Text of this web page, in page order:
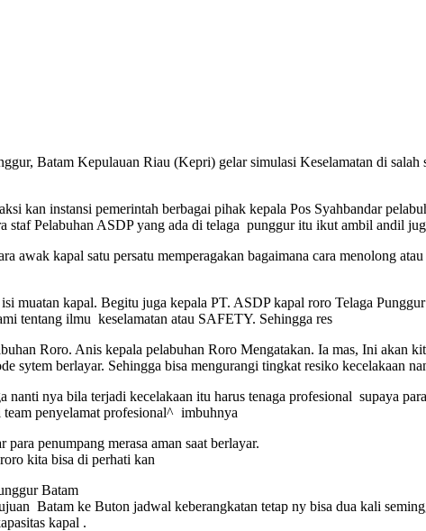
Batam Kepulauan Riau (Kepri) gelar simulasi Keselamatan di
kan instansi pemerintah berbagai pihak kepala Pos Syahbandar
staf Pelabuhan ASDP yang ada di telaga punggur itu ikut ambil andil
awak kapal satu persatu memperagakan bagaimana cara menolong
muatan kapal. Begitu juga kepala PT. ASDP kapal roro Telaga
tentang ilmu keselamatan atau SAFETY. Sehingga res
Roro. Anis kepala pelabuhan Roro Mengatakan. Ia mas, Ini akan
sytem berlayar. Sehingga bisa mengurangi tingkat resiko kecelakaan
nya bila terjadi kecelakaan itu harus tenaga profesional supaya
penyelamat profesional^ imbuhnya
penumpang merasa aman saat berlayar.
kita bisa di perhati kan
Batam
Batam ke Buton jadwal keberangkatan tetap ny bisa dua kali
kapal .